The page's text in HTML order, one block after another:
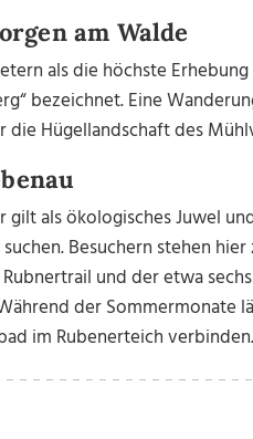
am Walde
als die höchste
bezeichnet. Eine
die Hügellandschaft des
gilt als ökologischesJuwel
Besuchern stehen
Rubnertrail und der etwa
der Sommermonate
im Rubenerteich verbinden.